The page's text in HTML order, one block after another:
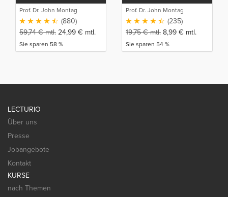
Prof. Dr. John Montag
(880)
59,74€mtl. 24,99 € mtl.
Sie sparen 58 %
Prof. Dr. John Montag
(235)
19,75€mtl. 8,99 € mtl.
Sie sparen 54 %
LECTURIO
Über uns
Presse
Jobangebote
Kontakt
KURSE
nach Themen